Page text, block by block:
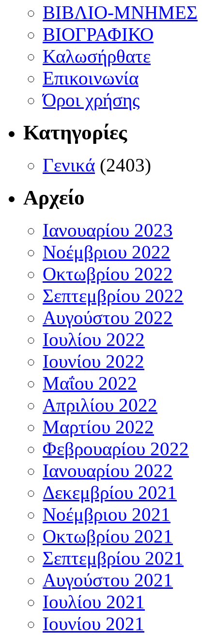
ΒΙΒΛΙΟ-ΜΝΗΜΕΣ
ΒΙΟΓΡΑΦΙΚΟ
Καλωσήρθατε
Επικοινωνία
Όροι χρήσης
Κατηγορίες
Γενικά (2403)
Αρχείο
Ιανουαρίου 2023
Νοέμβριου 2022
Οκτωβρίου 2022
Σεπτεμβρίου 2022
Αυγούστου 2022
Ιουλίου 2022
Ιουνίου 2022
Μαΐου 2022
Απριλίου 2022
Μαρτίου 2022
Φεβρουαρίου 2022
Ιανουαρίου 2022
Δεκεμβρίου 2021
Νοέμβριου 2021
Οκτωβρίου 2021
Σεπτεμβρίου 2021
Αυγούστου 2021
Ιουλίου 2021
Ιουνίου 2021